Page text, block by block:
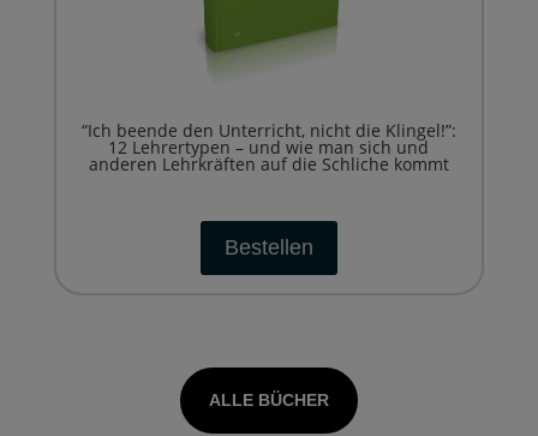
“Ich beende den Unterricht, nicht die Klingel!”:
12 Lehrertypen – und wie man sich und
anderen Lehrkräften auf die Schliche kommt
Bestellen
ALLE BÜCHER